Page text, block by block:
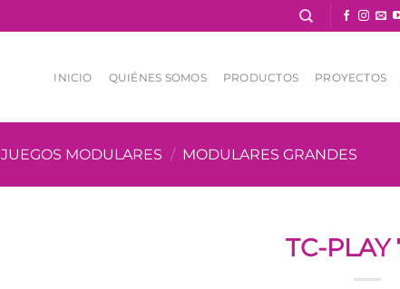
INICIO QUIÉNES SOMOS PRODUCTOS PROYECTOS
JUEGOS MODULARES / MODULARES GRANDES
TC-PLAY